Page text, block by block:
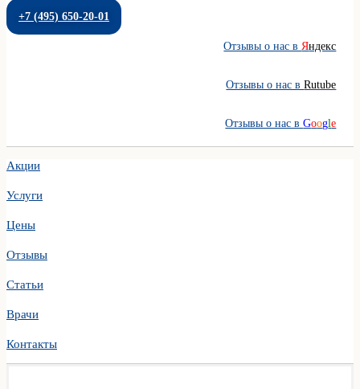
+7 (495) 650-20-01
Отзывы о нас вЯндекс
Отзывы о нас вRutube
Отзывы о нас вGoogle
Акции
Услуги
Цены
Отзывы
Статьи
Врачи
Контакты